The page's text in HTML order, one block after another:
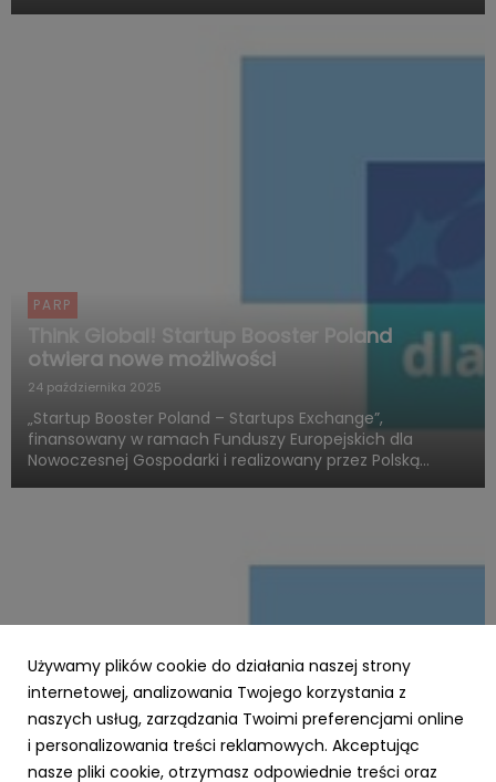
PARP
Think Global! Startup Booster Poland
otwiera nowe możliwości
24 października 2025
„Startup Booster Poland – Startups Exchange”,
finansowany w ramach Funduszy Europejskich dla
Nowoczesnej Gospodarki i realizowany przez Polską
PARP
Używamy plików cookie do działania naszej strony
internetowej, analizowania Twojego korzystania z
naszych usług, zarządzania Twoimi preferencjami online
i personalizowania treści reklamowych. Akceptując
nasze pliki cookie, otrzymasz odpowiednie treści oraz